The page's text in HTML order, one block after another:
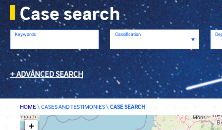
Case search
Keywords Classification
ADVANCED SEARCH
HOME \ CASES AND TESTIMONIES\ CASE SEARCH
+